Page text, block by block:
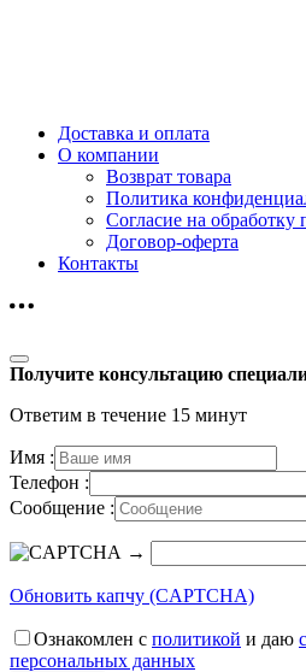
Доставка и оплата
О компании
Возврат товара
Политика
Согласие на
Договор-оферта
Контакты
Получите консультацию
Ответим в течение 15 минут
Имя :
Телефон :
Сообщение :
→
Обновить капчу (CAPTCHA)
Ознакомлен с политикой и даю
персональных данных